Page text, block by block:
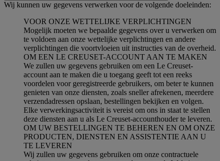
Wij kunnen uw gegevens verwerken voor de volgende doeleinden:
VOOR ONZE WETTELIJKE VERPLICHTINGEN
Mogelijk moeten we bepaalde gegevens over u verwerken om
te voldoen aan onze wettelijke verplichtingen en andere
verplichtingen die voortvloeien uit instructies van de overheid.
OM EEN LE CREUSET-ACCOUNT AAN TE MAKEN
We zullen uw gegevens gebruiken om een Le Creuset-
account aan te maken die u toegang geeft tot een reeks
voordelen voor geregistreerde gebruikers, om beter te kunnen
genieten van onze diensten, zoals sneller afrekenen, meerdere
verzendadressen opslaan, bestellingen bekijken en volgen.
Elke verwerkingsactiviteit is vereist om ons in staat te stellen
deze diensten aan u als Le Creuset-accounthouder te leveren.
OM UW BESTELLINGEN TE BEHEREN EN OM ONZE
PRODUCTEN, DIENSTEN EN ASSISTENTIE AAN U
TE LEVEREN
Wij zullen uw gegevens gebruiken om onze contractuele